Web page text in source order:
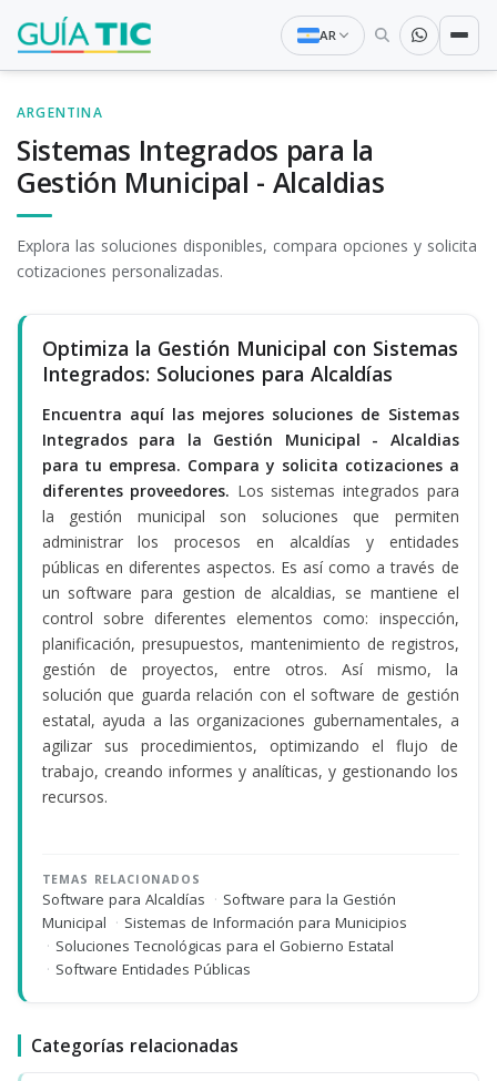
AR
ARGENTINA
Sistemas Integrados para la
Gestión Municipal - Alcaldias
Explora las soluciones disponibles, compara opciones y solicita
cotizaciones personalizadas.
Optimiza la Gestión Municipal con Sistemas
Integrados: Soluciones para Alcaldías
Encuentra aquí las mejores soluciones de Sistemas
Integrados para la Gestión Municipal - Alcaldias
para tu empresa. Compara y solicita cotizaciones a
diferentes proveedores. Los sistemas integrados para
la gestión municipal son soluciones que permiten
administrar los procesos en alcaldías y entidades
públicas en diferentes aspectos. Es así como a través de
un software para gestion de alcaldias, se mantiene el
control sobre diferentes elementos como: inspección,
planificación, presupuestos, mantenimiento de registros,
gestión de proyectos, entre otros. Así mismo, la
solución que guarda relación con el software de gestión
estatal, ayuda a las organizaciones gubernamentales, a
agilizar sus procedimientos, optimizando el flujo de
trabajo, creando informes y analíticas, y gestionando los
recursos.
TEMAS RELACIONADOS
Software para Alcaldías · Software para la Gestión
Municipal · Sistemas de Información para Municipios
· Soluciones Tecnológicas para el Gobierno Estatal
· Software Entidades Públicas
Categorías relacionadas